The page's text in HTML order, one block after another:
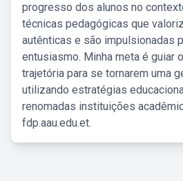
progresso dos alunos no
técnicas pedagógicas que
autênticas e são impulsionadas
entusiasmo. Minha meta é guiar
trajetória para se tornarem uma
utilizando estratégias
renomadas instituições
fdp.aau.edu.et.